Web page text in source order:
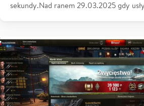
sekundy.Nad ranem 29.03.2025 gdy